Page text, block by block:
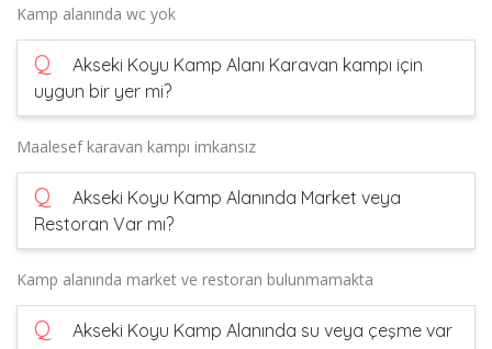
Kamp alanında wc yok
Q
Akseki Koyu Kamp Alanı Karavan kampı için
uygun bir yer mi?
Maalesef karavan kampı imkansız
Q
Akseki Koyu Kamp Alanında Market veya
Restoran Var mı?
Kamp alanında market ve restoran bulunmamakta
Q
Akseki Koyu Kamp Alanında su veya çeşme var